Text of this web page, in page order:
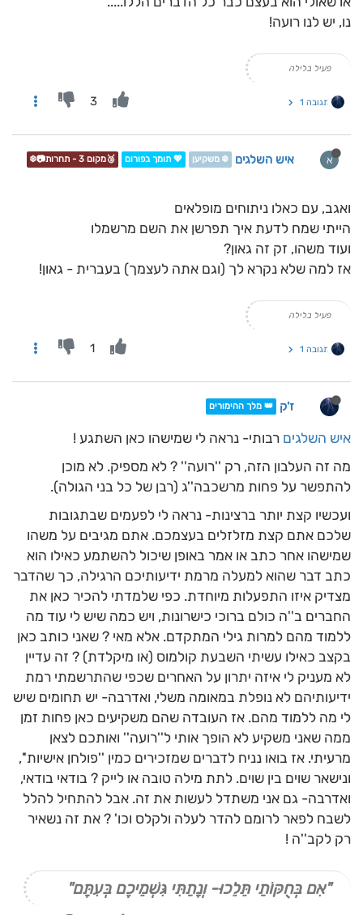
נו, יש לנו רועה!
פעיל בלילה
תגובה 1 3
א איש השלגים ❄️ משקיען 💖 תומך בפורום 🥉מקום 3 - תחרות📷❄️
ואגב, עם כאלו ניתוחים מופלאים
הייתי שמח לדעת איך תפרשן את השם מרשמלו
ועוד משהו, זק זה גאון?
אז למה שלא נקרא לך (וגם אתה לעצמך) בעברית - גאון!
פעיל בלילה
תגובה 1 1
ז'ק 👑 מלך ההימורים
איש השלגים רבותי- נראה לי שמישהו כאן השתגע !
מה זה העלבון הזה, רק ''רועה'' ? לא מספיק. לא מוכן
להתפשר על פחות מרשכבה''ג (רבן של כל בני הגולה).
ועכשיו קצת יותר ברצינות- נראה לי לפעמים שבתגובות
שלכם אתם קצת מזלזלים בעצמכם. אתם מגיבים על משהו
שמישהו אחר כתב או אמר באופן שיכול להשתמע כאילו הוא
כתב דבר שהוא למעלה מרמת ידיעותיכם הרגילה, כך שהדבר
מצדיק איזו התפעלות מיוחדת. כפי שלמדתי להכיר כאן את
החברים ב''ה כולם ברוכי כישרונות, ויש כמה שיש לי עוד מה
ללמוד מהם למרות גילי המתקדם. אלא מאי ? שאני כותב כאן
בקצב כאילו עשיתי השבעת קולמוס (או מיקלדת) ? זה עדיין
לא מעניק לי איזה יתרון על האחרים שכפי שהתרשמתי רמת
ידיעותיהם לא נופלת במאומה משלי, ואדרבה- יש תחומים שיש
לי מה ללמוד מהם. אז העובדה שהם משקיעים כאן פחות זמן
ממה שאני משקיע לא הופך אותי ל''רועה'' ואותכם לצאן
מרעיתי. אז בואו נניח לדברים שמזכירים כמין ''פולחן אישיות'',
ונישאר שוים בין שוים. לתת מילה טובה או לייק ? בודאי בודאי,
ואדרבה- גם אני משתדל לעשות את זה. אבל להתחיל להלל
לשבח לפאר לרומם להדר לעלה ולקלס וכו' ? את זה נשאיר
רק לקב''ה !
"אִם בְּחֻקּוֹתַי תֵּלֵכוּ- וְנָתַתִּי גִּשְׁמֵיכֶם בְּעִתָּם"